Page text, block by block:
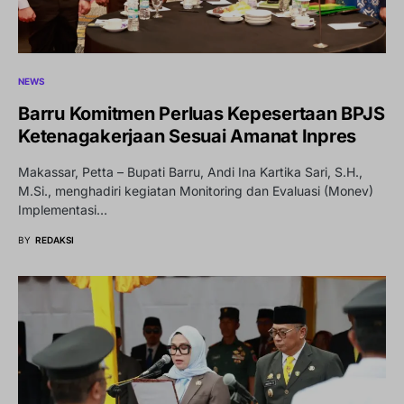
NEWS
Barru Komitmen Perluas Kepesertaan BPJS
Ketenagakerjaan Sesuai Amanat Inpres
Makassar, Petta – Bupati Barru, Andi Ina Kartika Sari, S.H.,
M.Si., menghadiri kegiatan Monitoring dan Evaluasi (Monev)
Implementasi…
BY REDAKSI